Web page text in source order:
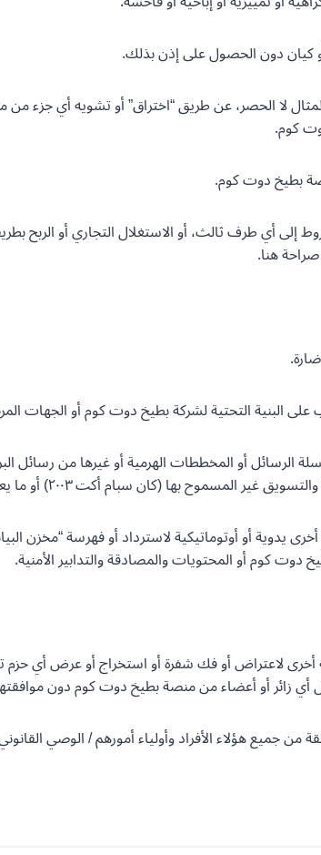
لا الحصر، عن طريق “اختراق” أو تشويه أي جزء
كوم.
إلى أي طرف ثالث، أو الاستغلال التجاري أو
هنا.
الرسائل أو المخططات الهرمية أو غيرها من رسائل
أكت ٢٠٠٣) أو ما يعادلها، المعمول بها، القانون الأجنبي.
يدوية أو أوتوماتيكية لاسترداد أو فهرسة “مخزن
كوم أو المحتويات والمصادقة والتدابير الأمنية.
لاعتراض أو فك شفرة أو استخراج أو عرض أي
زائر أو أعضاء من منصة بطيخ دوت كوم دون
من جميع هؤلاء الأفراد وأولياء أمورهم / الوصي